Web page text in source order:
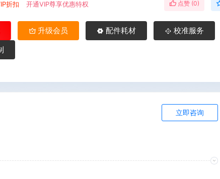
折扣 开通VIP尊享优惠特权 点赞 (0)
升级会员 配件耗材
校准服务
立即咨询